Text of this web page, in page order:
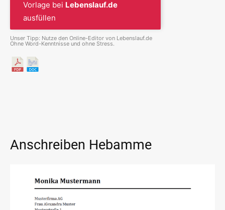
Vorlage bei Lebenslauf.de
ausfüllen
Unser Tipp: Nutze den Online-Editor von Lebenslauf.de
Ohne Word-Kenntnisse und ohne Stress.
Anschreiben Hebamme